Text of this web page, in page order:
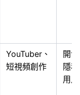
YouTuber、
短視頻創作
開
隱
用戶